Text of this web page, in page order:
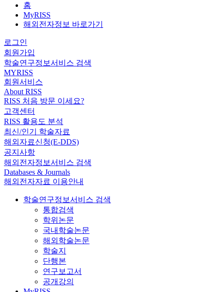
홈
MyRISS
해외전자정보 바로가기
로그인
회원가입
학술연구정보서비스 검색
MYRISS
회원서비스
About RISS
RISS 처음 방문 이세요?
고객센터
RISS 활용도 분석
최신/인기 학술자료
해외자료신청(E-DDS)
공지사항
해외전자정보서비스 검색
Databases & Journals
해외전자자료 이용안내
학술연구정보서비스 검색
통합검색
학위논문
국내학술논문
해외학술논문
학술지
단행본
연구보고서
공개강의